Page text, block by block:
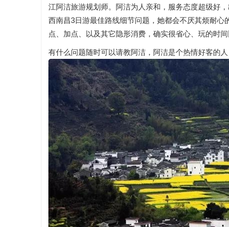
江阿洁旅游规划师。阿洁为人亲和，服务态度超级好
西南昌3日游最佳路线细节问题，她都会不厌其烦耐
点、加点、以及其它隐形消费，确实很省心、玩的时
有什么问题随时可以请教阿洁，阿洁是个热情好客的